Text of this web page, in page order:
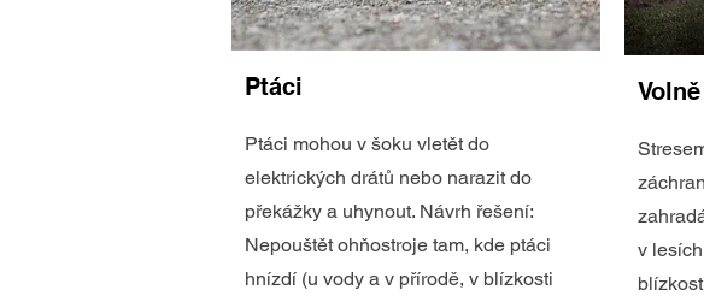
Ptáci
Ptáci mohou v šoku vletět do
elektrických drátů nebo narazit do
překážky a uhynout. Návrh řešení:
Nepouštět ohňostroje tam, kde ptáci
hnízdí (u vody a v přírodě, v blízkosti
v